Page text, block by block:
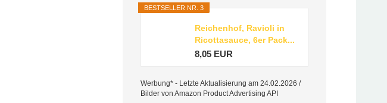
BESTSELLER NR. 3
Reichenhof, Ravioli in
Ricottasauce, 6er Pack...
8,05 EUR
Werbung* - Letzte Aktualisierung am 24.02.2026 /
Bilder von Amazon Product Advertising API